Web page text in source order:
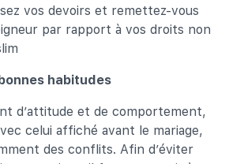
vos devoirs et remettez-vous
par rapport à vos droits non
habitudes
d’attitude et de comportement,
celui affiché avant le mariage,
des conflits. Afin d’éviter